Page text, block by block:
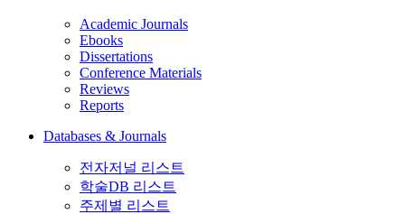
Academic Journals
Ebooks
Dissertations
Conference Materials
Reviews
Reports
Databases & Journals
전자저널 리스트
학술DB 리스트
주제별 리스트